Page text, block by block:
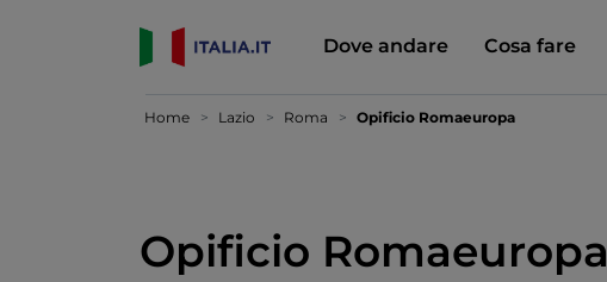
Dove andare Cosa fare
Home Lazio Roma Opificio Romaeuropa
Opificio Romaeuropa